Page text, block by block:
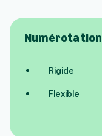
Numérotation
Rigide
Flexible